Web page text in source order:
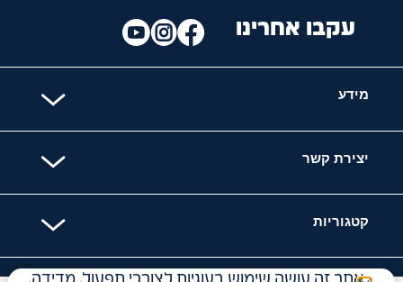
מידע
יצירת קשר
קטגוריות
עקבו אחרינו
אתר זה עושה שימוש בעוגיות לצורכי תפעול, מדידה,